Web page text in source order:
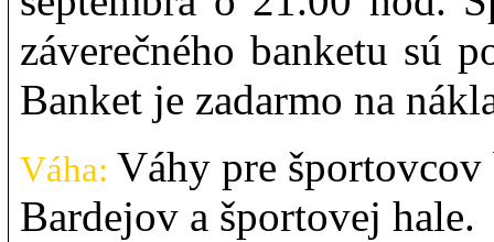
záverečného banketu sú
Banket je zadarmo na
Váha: Váhy pre
Bardejov a športovej hale.